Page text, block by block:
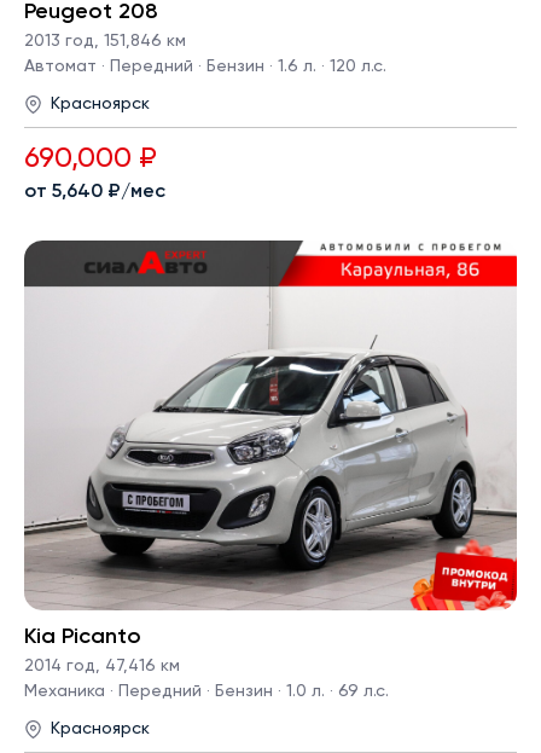
Peugeot 208
2013 год, 151,846 км
Автомат · Передний · Бензин · 1.6 л. · 120 л.с.
Красноярск
690,000 ₽
от 5,640 ₽/мес
Kia Picanto
2014 год, 47,416 км
Механика · Передний · Бензин · 1.0 л. · 69 л.с.
Красноярск